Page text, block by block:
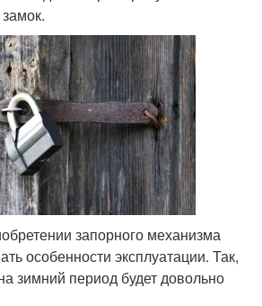
запорного механизма
особенности эксплуатации. Так,
зимний период будет довольно